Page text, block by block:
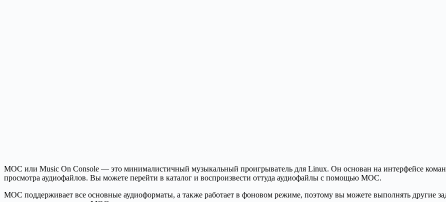
MOC или Music On Console — это минималистичный музыкальный проигрыватель для Linux. Он основан на интерфейсе
просмотра аудиофайлов. Вы можете перейти в каталог и воспроизвести оттуда аудиофайлы с помощью MOC.
MOC поддерживает все основные аудиоформаты, а также работает в фоновом режиме, поэтому вы можете выполнять другие